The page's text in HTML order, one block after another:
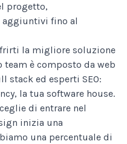
progetto,
aggiuntivi fino al
la migliore soluzione
è composto da web
stack ed esperti SEO:
la tua software house.
di entrare nel
inizia una
una percentuale di